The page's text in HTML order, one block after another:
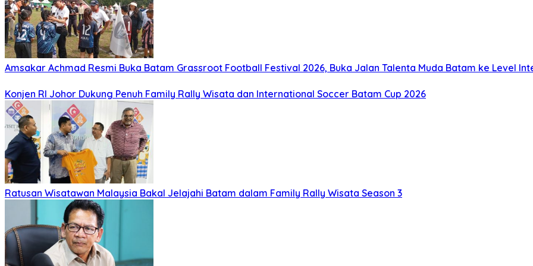
Amsakar Achmad Resmi Buka Batam Grassroot Football Festival 2026, Buka Jalan Talenta Muda Batam ke Level
Konjen RI Johor Dukung Penuh Family Rally Wisata dan International Soccer Batam Cup 2026
Ratusan Wisatawan Malaysia Bakal Jelajahi Batam dalam Family Rally Wisata Season 3